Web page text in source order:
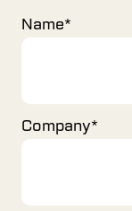
Name*
Company*